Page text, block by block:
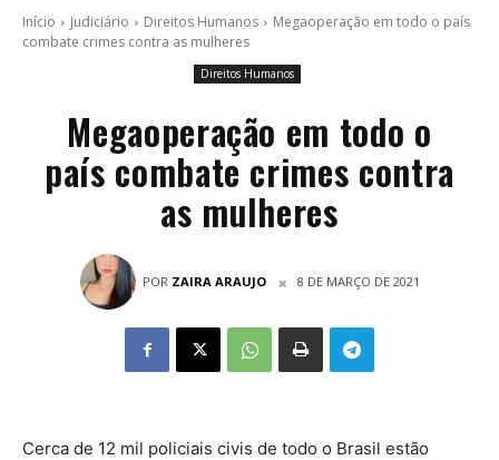
Início Judiciário Direitos Humanos
Megaoperação em todo o país
combate crimes contra as mulheres
Direitos Humanos
Megaoperação em todo o
país combate crimes contra
as mulheres
POR ZAIRA ARAUJO 8 DE MARÇO DE 2021
Cerca de 12 mil policiais civis de todo o Brasil estão